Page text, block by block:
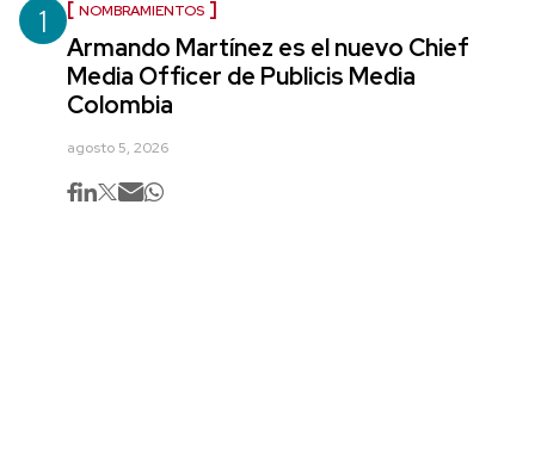
1 NOMBRAMIENTOS
Armando Martínez es el nuevo Chief
Media Officer de Publicis Media
Colombia
agosto 5, 2026